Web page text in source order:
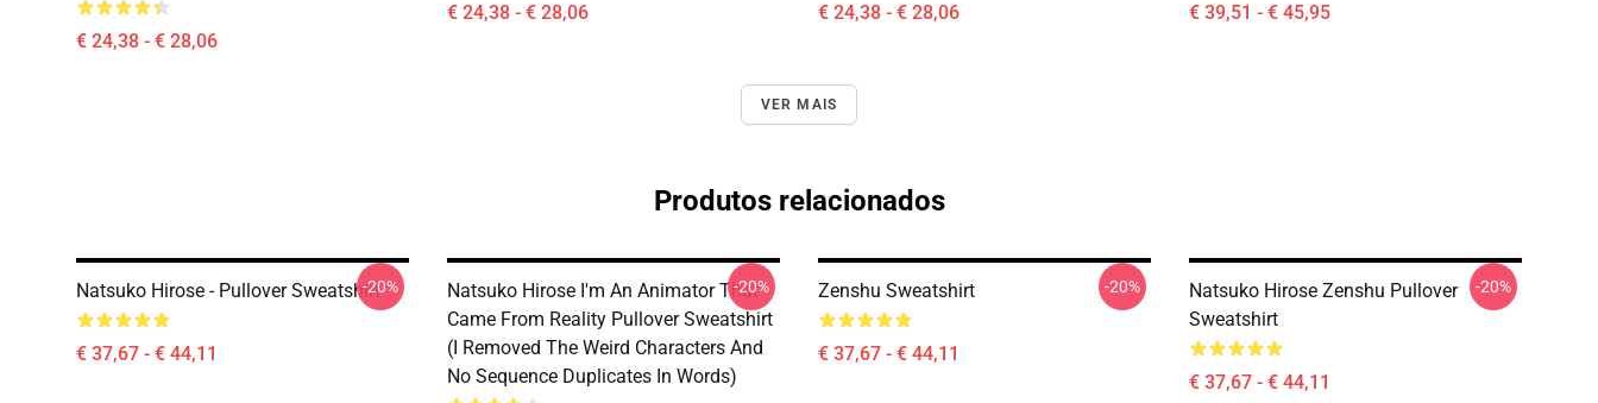
€ 24,38 - € 28,06
€ 24,38 - € 28,06 € 24,38 - € 28,06 € 39,51 - € 45,95
VER MAIS
Produtos relacionados
Natsuko Hirose - Pullover Sweatshirt
€ 37,67 - € 44,11
-20%
Natsuko Hirose I'm An Animator That
Came From Reality Pullover Sweatshirt
(I Removed The Weird Characters And
No Sequence Duplicates In Words)
-20% Zenshu Sweatshirt
€ 37,67 - € 44,11
-20%
Natsuko Hirose Zenshu Pullover
Sweatshirt
€ 37,67 - € 44,11
-20%